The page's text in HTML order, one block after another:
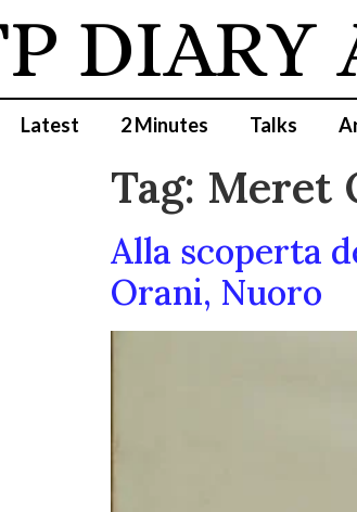
DIARY
Latest 2 Minutes Talks
Tag: Meret
Alla scoperta
Orani, Nuoro